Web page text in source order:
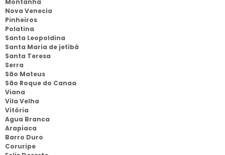
Montanha
Nova Venecia
Pinheiros
Polatina
Santa Leopoldina
Santa Maria de jetibá
Santa Teresa
Serra
São Mateus
São Roque do Canaa
Viana
Vila Velha
Vitória
Agua Branca
Arapiaca
Barro Duro
Coruripe